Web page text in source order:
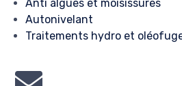
Anti algues et moisissures
Autonivelant
Traitements hydro et